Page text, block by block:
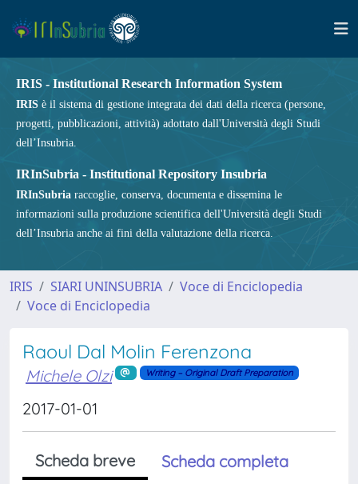
IRIS - Institutional Research Information System
IRIS è il sistema di gestione integrata dei dati della ricerca (persone,
progetti, pubblicazioni, attività) adottato dall'Università degli Studi
dell’Insubria.
IRInSubria - Institutional Repository Insubria
IRInSubria raccoglie, conserva, documenta e dissemina le
informazioni sulla produzione scientifica dell'Università degli Studi
dell’Insubria anche ai fini della valutazione della ricerca.
IRIS SIARI UNINSUBRIA
Voce di Enciclopedia
Voce di Enciclopedia
Raoul Dal Molin Ferenzona
Michele Olzi Writing – Original Draft Preparation
2017-01-01
Scheda breve
Scheda completa